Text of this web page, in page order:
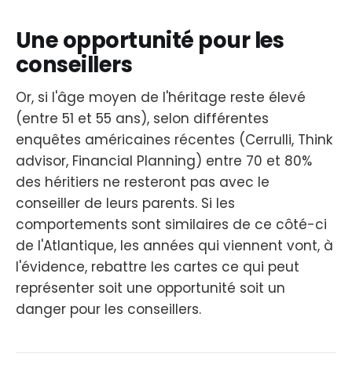
Une opportunité pour les
conseillers
Or, si l'âge moyen de l'héritage reste élevé
(entre 51 et 55 ans), selon différentes
enquêtes américaines récentes (Cerrulli, Think
advisor, Financial Planning) entre 70 et 80%
des héritiers ne resteront pas avec le
conseiller de leurs parents. Si les
comportements sont similaires de ce côté-ci
de l'Atlantique, les années qui viennent vont, à
l'évidence, rebattre les cartes ce qui peut
représenter soit une opportunité soit un
danger pour les conseillers.